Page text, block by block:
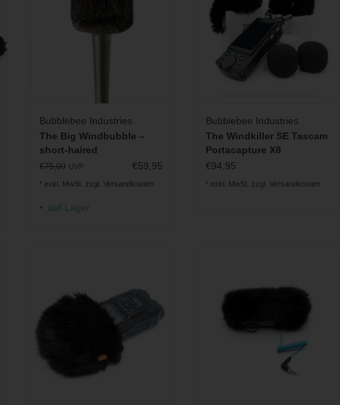
Bubblebee Industries
The Big Windbubble –
short-haired
€75,00 UVP €59,95
* exkl. MwSt. zzgl. Versandkosten
auf Lager
ZUM WARENKORB HINZUFÜGEN
Bubblebee Industries
The Windkiller SE Tascam
Portacapture X8
Windshield Bundle)
€94,95
* exkl. MwSt. zzgl. Versandkosten
ZUM WARENKORB HINZUFÜGEN
ZUM WARENKORB HINZUFÜGEN